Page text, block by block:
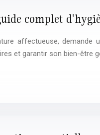
complet
affectueuse, demande
et garantir son bien-être